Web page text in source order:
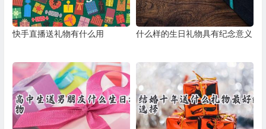
快手直播送礼物有什么用 什么样的生日礼物具有纪念意义